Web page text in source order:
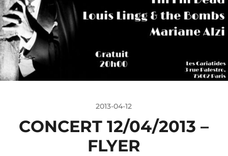
2013-04-12
CONCERT 12/04/2013 –
FLYER